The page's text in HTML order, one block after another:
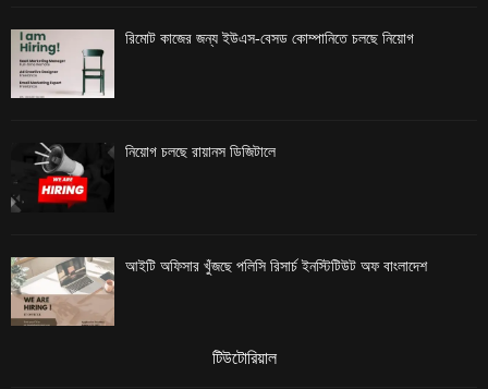
রিমোট কাজের জন্য ইউএস-বেসড কোম্পানিতে চলছে নিয়োগ
নিয়োগ চলছে রায়ানস ডিজিটালে
আইটি অফিসার খুঁজছে পলিসি রিসার্চ ইনস্টিটিউট অফ বাংলাদেশ
টিউটোরিয়াল